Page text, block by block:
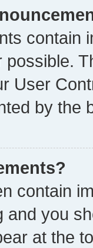
contain
possible.
User
by the
contain
and you
at the